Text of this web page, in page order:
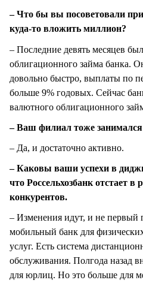
– Что бы вы посоветовали
куда-то вложить миллион?
– Последние девять месяцев
облигационного займа банка.
довольно быстро, выплаты по
больше 9% годовых. Сейчас
валютного облигационного
– Ваш филиал тоже занимался
– Да, и достаточно активно.
– Каковы ваши успехи в
что Россельхозбанк отстает в
конкурентов.
– Изменения идут, и не первый
мобильный банк для
услуг. Есть система
обслуживания. Полгода назад
для юрлиц. Но это больше для